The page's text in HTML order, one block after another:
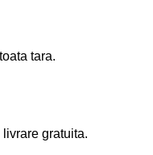
tara.
gratuita.